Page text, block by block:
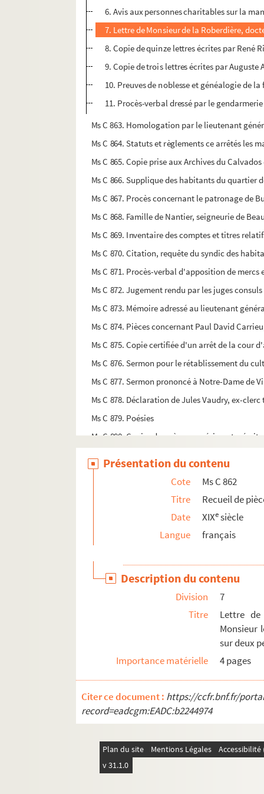
6. Avis aux personnes charitables sur la
7. Lettre de Monsieur de la Roberdière,
8. Copie de quinze lettres écrites par René
9. Copie de trois lettres écrites par Auguste
10. Preuves de noblesse et généalogie de
11. Procès-verbal dressé par le
Ms C 863. Homologation par le lieutenant
Ms C 864. Statuts et règlements ce arrêtés les
Ms C 865. Copie prise aux Archives du
Ms C 866. Supplique des habitants du quartier
Ms C 867. Procès concernant le patronage de
Ms C 868. Famille de Nantier, seigneurie de
Ms C 869. Inventaire des comptes et titres
Ms C 870. Citation, requête du syndic des
Ms C 871. Procès-verbal d'apposition de
Ms C 872. Jugement rendu par les juges
Ms C 873. Mémoire adressé au lieutenant
Ms C 874. Pièces concernant Paul David
Ms C 875. Copie certifiée d'un arrêt de la cour
Ms C 876. Sermon pour le rétablissement du
Ms C 877. Sermon prononcé à Notre-Dame
Ms C 878. Déclaration de Jules Vaudry, ex-
Ms C 879. Poésies
Ms C 880. Copies de poèmes, poésies, etc.
Ms C 882. Consutation sur la quadrature
Ms C 886. Lettres autographes relatives aux
Ms C 887. Lettre du conseil municipal de Vire
Ms C 888. Tableau des élections de 1877 et
Ms C 889. Société viroise d'émulation :
Ms C 890. Historique de la commune de
Ms C 891. L'ermitage de Notre-Dame-des-
Ms C 892. L'ermitage de Notre-Dame-des-
Ms C 894. Par une nuit de grand'garde et
Ms C 895. Articles de journaux français et
Ms C 898. Lettres, copie d'acte de naissance
Ms C 899. Pièces et arrêt du Parlement de
Présentation du contenu
Cote
Ms C 862
Titre
Recueil de
Date
XIXesiècle
Langue
français
Description du contenu
Division
7
Titre
Lettre
Monsieur
sur deux
Importance matérielle
4 pages
Citer ce document : https://ccfr.bnf.fr/
record=eadcgm:EADC:b2244974
Plan du site Mentions Légales
v 31.1.0